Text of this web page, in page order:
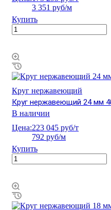
3 351 руб/м
Купить
Круг нержавеющий
Круг нержавеющий 24 мм
В наличии
Цена:223 045 руб/т
792 руб/м
Купить